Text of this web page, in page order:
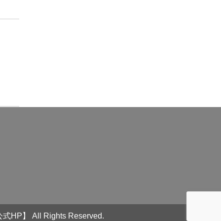
HP】 All Rights Reserved.